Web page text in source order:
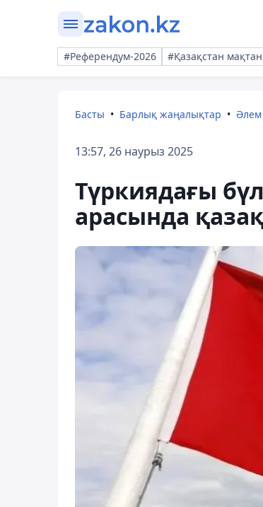
#Референдум-2026 #Қазақстан
Басты Барлық жаңалықтар
13:57, 26 наурыз 2025
Түркиядағы
арасында